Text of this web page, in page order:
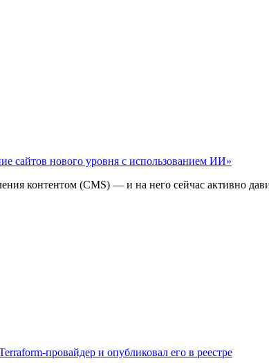
сайтов нового уровня с использованием ИИ»
контентом (CMS) — и на него сейчас активно
провайдер и опубликовал его в реестре